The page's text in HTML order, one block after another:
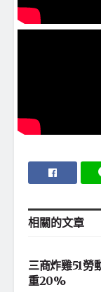
相關的文章
三商炸雞51勞
重20%